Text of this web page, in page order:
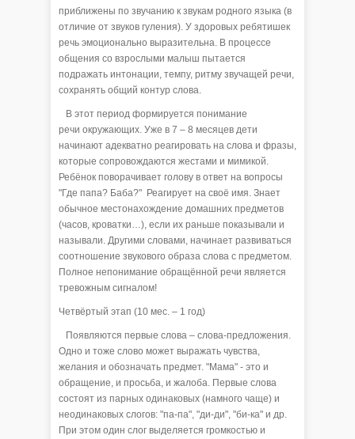
приближены по звучанию к звукам родного языка (в
отличие от звуков гуления). У здоровых ребятишек
речь эмоционально выразительна. В процессе
общения со взрослыми малыш пытается
подражать интонации, темпу, ритму звучащей речи,
сохранять общий контур слова.
В этот период формируется понимание
речи окружающих. Уже в 7 – 8 месяцев дети
начинают адекватно реагировать на слова и фразы,
которые сопровождаются жестами и мимикой.
Ребёнок поворачивает голову в ответ на вопросы
"Где папа? Баба?" Реагирует на своё имя. Знает
обычное местонахождение домашних предметов
(часов, кроватки…), если их раньше показывали и
называли. Другими словами, начинает развиваться
соотношение звукового образа слова с предметом.
Полное непонимание обращённой речи является
тревожным сигналом!
Четвёртый этап (10 мес. – 1 год)
Появляются первые слова – слова-предложения.
Одно и тоже слово может выражать чувства,
желания и обозначать предмет. "Мама" - это и
обращение, и просьба, и жалоба. Первые слова
состоят из парных одинаковых (намного чаще) и
неодинаковых слогов: "па-па", "ди-ди", "би-ка" и др.
При этом один слог выделяется громкостью и